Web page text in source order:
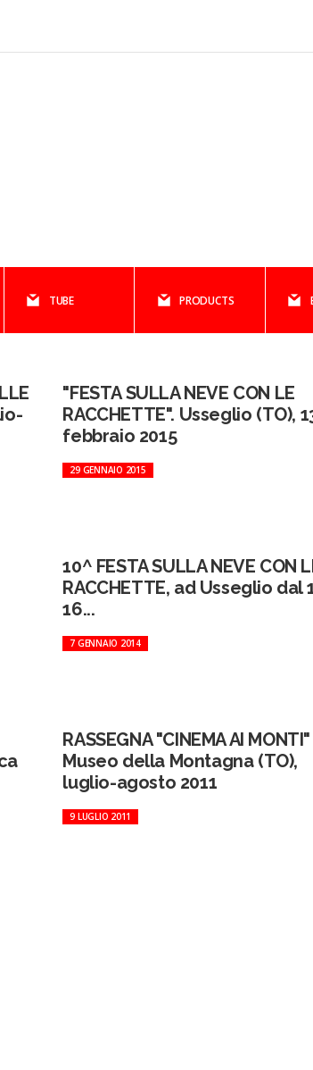
TUBE PRODUCTS
"FESTA SULLA NEVE CON LE
RACCHETTE". Usseglio (TO),
febbraio 2015
29 GENNAIO 2015
10^ FESTA SULLA NEVE CON
RACCHETTE, ad Usseglio dal
16...
7 GENNAIO 2014
RASSEGNA "CINEMA AI MONTI"
Museo della Montagna (TO),
luglio-agosto 2011
9 LUGLIO 2011